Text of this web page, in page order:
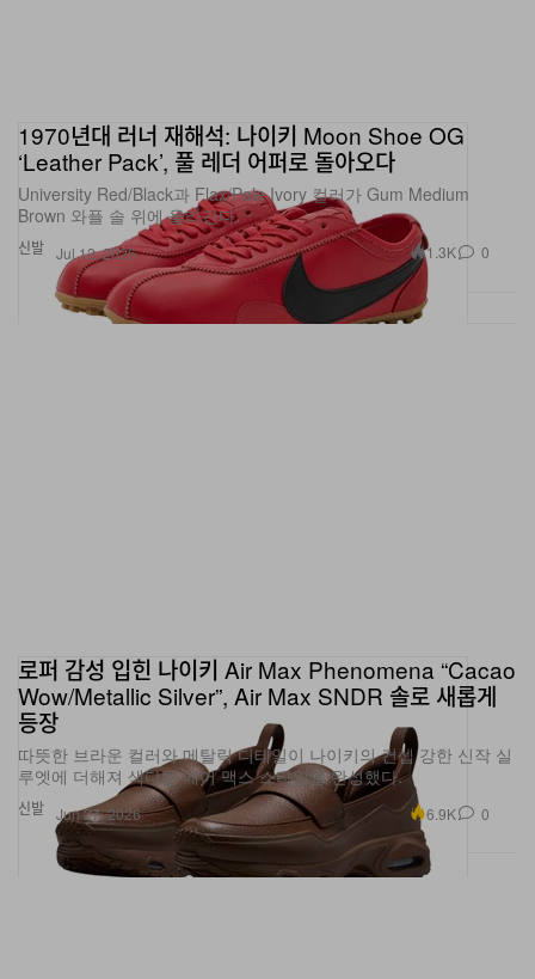
신발
1970년대 러너 재해석: 나이키 Moon Shoe OG
‘Leather Pack’, 풀 레더 어퍼로 돌아오다
University Red/Black과 Flax/Pale Ivory 컬러가 Gum Medium
Brown 와플 솔 위에 올라간다.
Jul 12, 2026 1.3K 0
신발
로퍼 감성 입힌 나이키 Air Max Phenomena “Cacao
Wow/Metallic Silver”, Air Max SNDR 솔로 새롭게
등장
따뜻한 브라운 컬러와 메탈릭 디테일이 나이키의 컨셉 강한 신작 실
루엣에 더해져 색다른 에어 맥스 스타일을 완성했다.
Jun 27, 2026 6.9K 0